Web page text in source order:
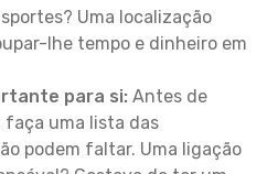
Uma localização
lhe tempo e dinheiro em
para si: Antes de
faça uma lista das
podem faltar. Uma ligação